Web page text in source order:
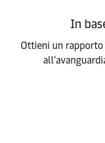
In
Ottieni un